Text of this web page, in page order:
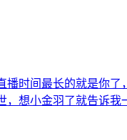
播时间最长的就是你
，想小金羽了就告诉